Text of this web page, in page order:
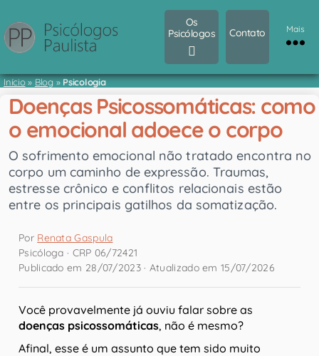
Os
Psicólogos
Contato Mais
Início»Blog»Psicologia
Doenças Psicossomáticas: como
o emocional adoece o corpo
O sofrimento emocional não tratado encontra no
corpo um caminho de expressão. Traumas,
estresse crônico e conflitos relacionais estão
entre os principais gatilhos da somatização.
Por Renata Gaspula
Psicóloga · CRP 06/72421
Publicado em 28/07/2023 · Atualizado em 15/07/2026
Você provavelmente já ouviu falar sobre as
doenças psicossomáticas, não é mesmo?
Afinal, esse é um assunto que tem sido muito